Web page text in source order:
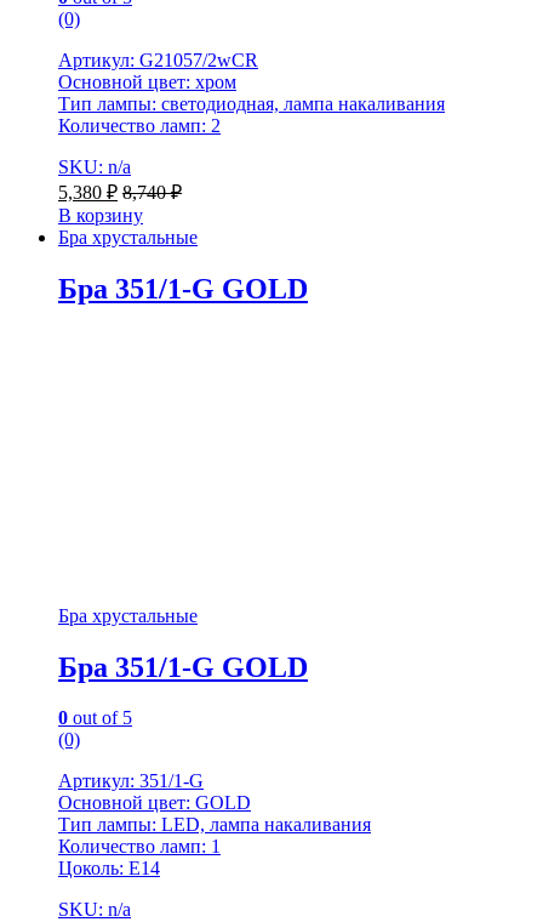
(0)
Артикул: G21057/2wCR
Основной цвет: хром
Тип лампы: светодиодная, лампа накаливания
Количество ламп: 2
SKU: n/a
5,380 ₽ 8,740₽
В корзину
Бра хрустальные
Бра 351/1-G GOLD
Бра хрустальные
Бра 351/1-G GOLD
0 out of 5
(0)
Артикул: 351/1-G
Основной цвет: GOLD
Тип лампы: LED, лампа накаливания
Количество ламп: 1
Цоколь: Е14
SKU: n/a